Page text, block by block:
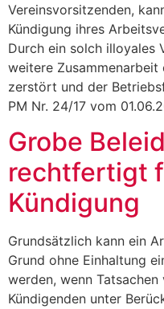
Vereinsvorsitzenden,
Kündigung ihres
Durch ein solch illoyales
weitere
zerstört und der
PM Nr. 24/17 vom
Grobe
rechtfertigt
Kündigung
Grundsätzlich kann ein
Grund ohne Einhaltung
werden, wenn
Kündigenden unter